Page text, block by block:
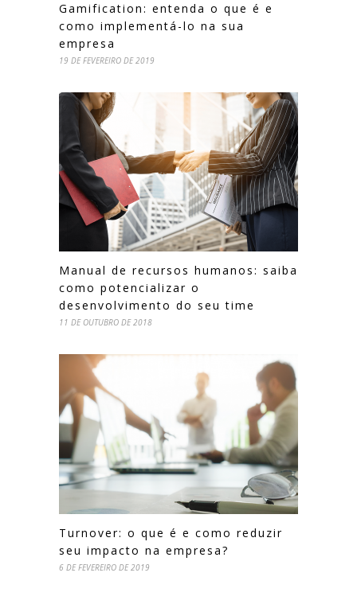
Gamification: entenda o que é e
como implementá-lo na sua
empresa
19 DE FEVEREIRO DE 2019
Manual de recursos humanos: saiba
como potencializar o
desenvolvimento do seu time
11 DE OUTUBRO DE 2018
Turnover: o que é e como reduzir
seu impacto na empresa?
6 DE FEVEREIRO DE 2019